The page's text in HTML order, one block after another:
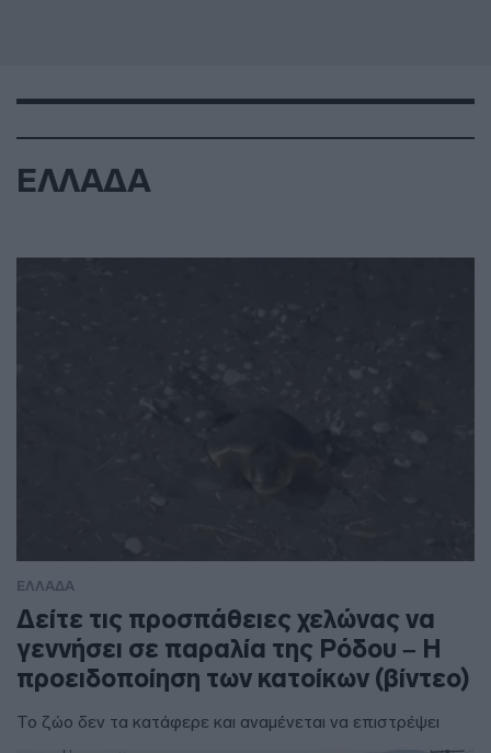
ΕΛΛΑΔΑ
ΕΛΛΑΔΑ
Δείτε τις προσπάθειες χελώνας να
γεννήσει σε παραλία της Ρόδου – Η
προειδοποίηση των κατοίκων (βίντεο)
Το ζώο δεν τα κατάφερε και αναμένεται να επιστρέψει